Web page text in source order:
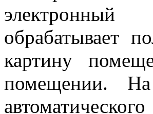
электронный
обрабатывает
картину
помещении.